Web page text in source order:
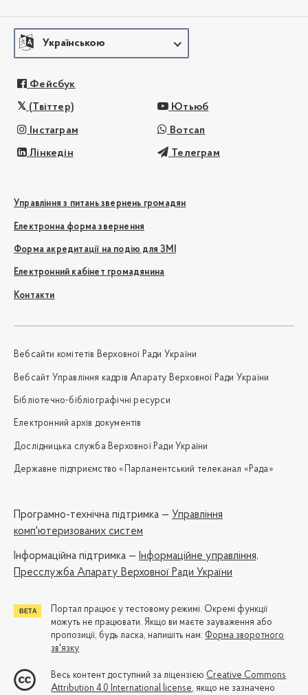
Українською
Фейсбук
(Твіттер) Ютьюб
Інстаграм Вотсап
Лінкедін Телеграм
Управління з питань звернень громадян
Електронна форма звернення
Форма акредитації на подію для ЗМІ
Електронний кабінет громадянина
Контакти
Вебсайти комітетів Верховної Ради України
Вебсайт Управління кадрів Апарату Верховної Ради України
Бібліотечно-бібліографічні ресурси
Електронний архів документів
Дослідницька служба Верховної Ради України
Державне підприємство «Парламентський телеканал «Рада»
Програмно-технічна підтримка — Управління
комп'ютеризованих систем
Iнформаційна підтримка — Інформаційне управління,
Пресслужба Апарату Верховної Ради України
Портал працює у тестовому режимі. Окремі функції
можуть не працювати. Якщо ви маєте зауваження або
пропозиції, будь ласка, напишіть нам: Форма зворотного
зв'язку
Весь контент доступний за ліцензією Creative Commons
Attribution 4.0 International license, якщо не зазначено